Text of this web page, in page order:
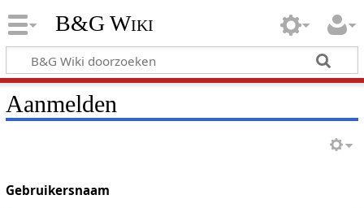
B&G Wiki
Aanmelden
Gebruikersnaam